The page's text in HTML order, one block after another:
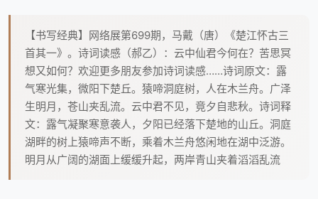
【书写经典】网络展第699期，马戴（唐）《楚江怀古三
首其一》。诗词读感（郝乙）：云中仙君今何在？苦思冥
想又如何？欢迎更多朋友参加诗词读感……诗词原文：露
气寒光集，微阳下楚丘。猿啼洞庭树，人在木兰舟。广泽
生明月，苍山夹乱流。云中君不见，竟夕自悲秋。诗词释
文：露气凝聚寒意袭人，夕阳已经落下楚地的山丘。洞庭
湖畔的树上猿啼声不断，乘着木兰舟悠闲地在湖中泛游。
明月从广阔的湖面上缓缓升起，两岸青山夹着滔滔乱流